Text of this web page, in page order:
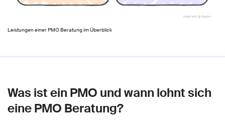
Leistungen einer PMO Beratung im Überblick
Was ist ein PMO und wann lohnt sich
eine PMO Beratung?